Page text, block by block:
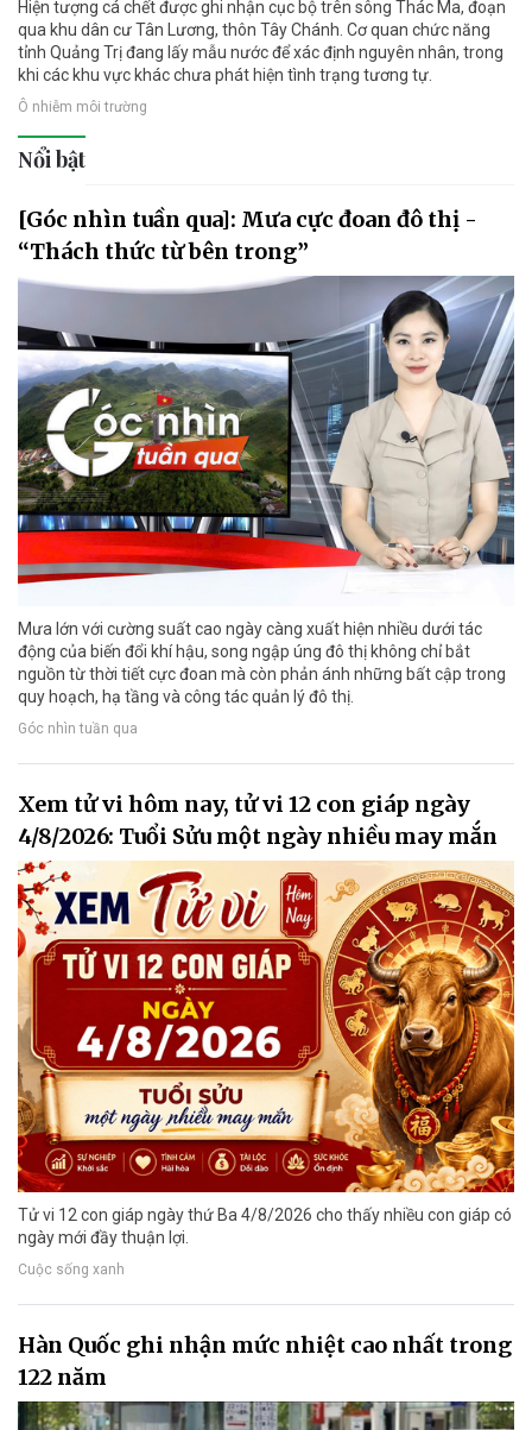
Hiện tượng cá chết được ghi nhận cục bộ trên sông Thác Ma, đoạn
qua khu dân cư Tân Lương, thôn Tây Chánh. Cơ quan chức năng
tỉnh Quảng Trị đang lấy mẫu nước để xác định nguyên nhân, trong
khi các khu vực khác chưa phát hiện tình trạng tương tự.
Ô nhiễm môi trường
Nổi bật
[Góc nhìn tuần qua]: Mưa cực đoan đô thị -
“Thách thức từ bên trong”
Mưa lớn với cường suất cao ngày càng xuất hiện nhiều dưới tác
động của biến đổi khí hậu, song ngập úng đô thị không chỉ bắt
nguồn từ thời tiết cực đoan mà còn phản ánh những bất cập trong
quy hoạch, hạ tầng và công tác quản lý đô thị.
Góc nhìn tuần qua
Xem tử vi hôm nay, tử vi 12 con giáp ngày
4/8/2026: Tuổi Sửu một ngày nhiều may mắn
Tử vi 12 con giáp ngày thứ Ba 4/8/2026 cho thấy nhiều con giáp có
ngày mới đầy thuận lợi.
Cuộc sống xanh
Hàn Quốc ghi nhận mức nhiệt cao nhất trong
122 năm